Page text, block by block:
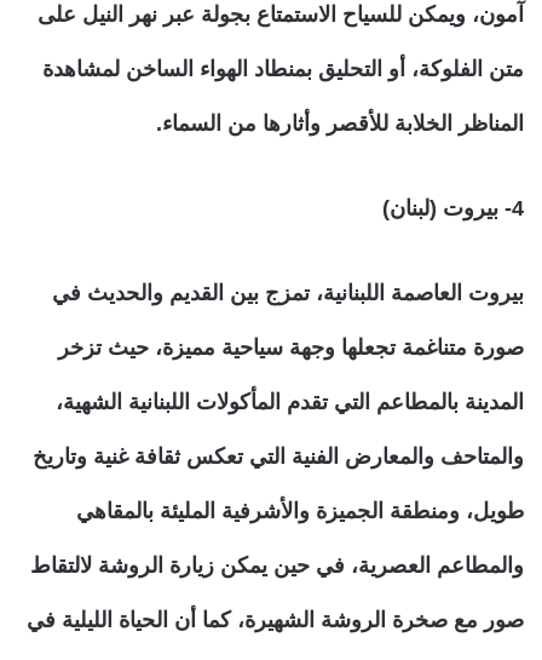
آمون، ويمكن للسياح الاستمتاع بجولة عبر نهر النيل على
متن الفلوكة، أو التحليق بمنطاد الهواء الساخن لمشاهدة
المناظر الخلابة للأقصر وأثارها من السماء.
4- بيروت (لبنان)
بيروت العاصمة اللبنانية، تمزج بين القديم والحديث في
صورة متناغمة تجعلها وجهة سياحية مميزة، حيث تزخر
المدينة بالمطاعم التي تقدم المأكولات اللبنانية الشهية،
والمتاحف والمعارض الفنية التي تعكس ثقافة غنية وتاريخ
طويل، ومنطقة الجميزة والأشرفية المليئة بالمقاهي
والمطاعم العصرية، في حين يمكن زيارة الروشة لالتقاط
صور مع صخرة الروشة الشهيرة، كما أن الحياة الليلية في